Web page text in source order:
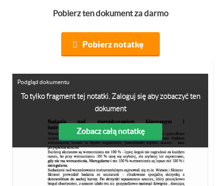
Pobierz ten dokument za darmo
Pobierz notatkę
To tylko fragment tej notatki. Zaloguj się aby zobaczyć ten
dokument
Zobacz całą notatkę
Podgląd dokumentu